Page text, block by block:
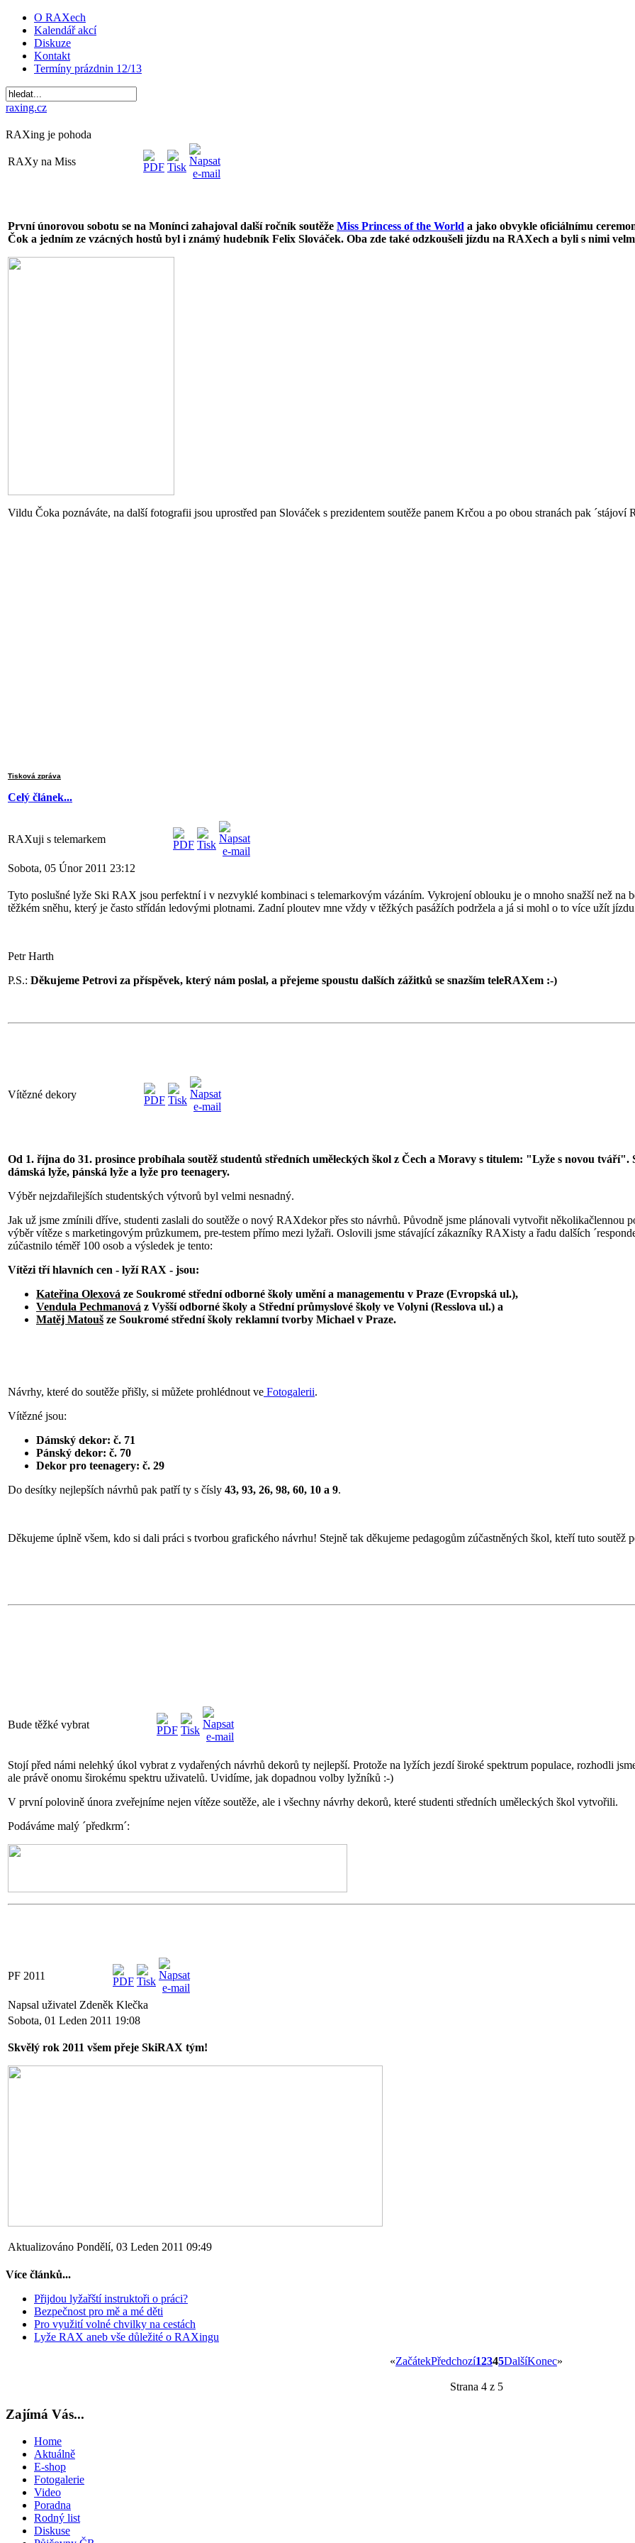
O RAXech
Kalendář akcí
Diskuze
Kontakt
Termíny prázdnin 12/13
raxing.cz
RAXing je pohoda
RAXy na Miss
První únorovou sobotu se na Monínci zahajoval další ročník soutěže Miss Princess of the World a jako obvykle oficiálnímu
Čok a jedním ze vzácných hostů byl i známý hudebník Felix Slováček. Oba zde také odzkoušeli jízdu na RAXech a byli s nimi
Vildu Čoka poznáváte, na další fotografii jsou uprostřed pan Slováček s prezidentem soutěže panem Krčou a po obou stranách pak ´stájoví
Tisková zpráva
Celý článek...
RAXuji s telemarkem
Sobota, 05 Únor 2011 23:12
Tyto poslušné lyže Ski RAX jsou perfektní i v nezvyklé kombinaci s telemarkovým vázáním. Vykrojení oblouku je o mnoho snažší než na
těžkém sněhu, který je často střídán ledovými plotnami. Zadní ploutev mne vždy v těžkých pasážích podržela a já si mohl o to více užít
Petr Harth
P.S.: Děkujeme Petrovi za příspěvek, který nám poslal, a přejeme spoustu dalších zážitků se snazším teleRAXem :-)
Vítězné dekory
Od 1. října do 31. prosince probíhala soutěž studentů středních uměleckých škol z Čech a Moravy s titulem: "Lyže s novou
dámská lyže, pánská lyže a lyže pro teenagery.
Výběr nejzdařilejších studentských výtvorů byl velmi nesnadný.
Jak už jsme zmínili dříve, studenti zaslali do soutěže o nový RAXdekor přes sto návrhů. Původně jsme plánovali vytvořit několikačlennou
výběr vítěze s marketingovým průzkumem, pre-testem přímo mezi lyžaři. Oslovili jsme stávající zákazníky RAXisty a řadu dalších
zúčastnilo téměř 100 osob a výsledek je tento:
Vítězi tří hlavních cen - lyží RAX - jsou:
Kateřina Olexová ze Soukromé střední odborné školy umění a managementu v Praze (Evropská ul.),
Vendula Pechmanová z Vyšší odborné školy a Střední průmyslové školy ve Volyni (Resslova ul.) a
Matěj Matouš ze Soukromé střední školy reklamní tvorby Michael v Praze.
Návrhy, které do soutěže přišly, si můžete prohlédnout ve Fotogalerii.
Vítězné jsou:
Dámský dekor: č. 71
Pánský dekor: č. 70
Dekor pro teenagery: č. 29
Do desítky nejlepších návrhů pak patří ty s čísly 43, 93, 26, 98, 60, 10 a 9.
Děkujeme úplně všem, kdo si dali práci s tvorbou grafického návrhu! Stejně tak děkujeme pedagogům zúčastněných škol, kteří tuto soutěž
Bude těžké vybrat
Stojí před námi nelehký úkol vybrat z vydařených návrhů dekorů ty nejlepší. Protože na lyžích jezdí široké spektrum populace, rozhodli
ale právě onomu širokému spektru uživatelů. Uvidíme, jak dopadnou volby lyžníků :-)
V první polovině února zveřejníme nejen vítěze soutěže, ale i všechny návrhy dekorů, které studenti středních uměleckých škol vytvořili.
Podáváme malý ´předkrm´:
PF 2011
Napsal uživatel Zdeněk Klečka
Sobota, 01 Leden 2011 19:08
Skvělý rok 2011 všem přeje SkiRAX tým!
Aktualizováno Pondělí, 03 Leden 2011 09:49
Více článků...
Přijdou lyžařští instruktoři o práci?
Bezpečnost pro mě a mé děti
Pro využití volné chvilky na cestách
Lyže RAX aneb vše důležité o RAXingu
«ZačátekPředchozí12345DalšíKonec»
Strana 4 z 5
Zajímá Vás...
Home
Aktuálně
E-shop
Fotogalerie
Video
Poradna
Rodný list
Diskuse